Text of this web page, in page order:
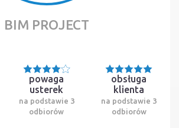
BIM PROJECT
powaga
usterek
na podstawie 3
odbiorów
obsługa
klienta
na podstawie 3
odbiorów